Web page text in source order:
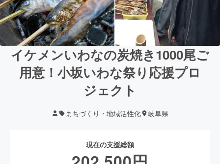
イケメンいわなの炭焼き1000尾ご
用意！小坂いわな祭り応援プロ
ジェクト
まちづくり・地域活性化 岐阜県
現在の支援総額